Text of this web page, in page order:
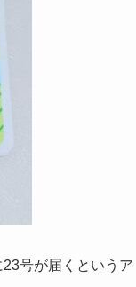
号が届くというア